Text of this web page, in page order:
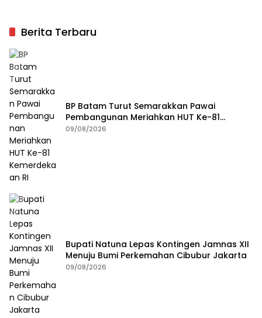
Berita Terbaru
BP Batam Turut Semarakkan Pawai
Pembangunan Meriahkan HUT Ke-81
Kemerdekaan RI
09/08/2026
Bupati Natuna Lepas Kontingen Jamnas XII
Menuju Bumi Perkemahan Cibubur Jakarta
09/08/2026